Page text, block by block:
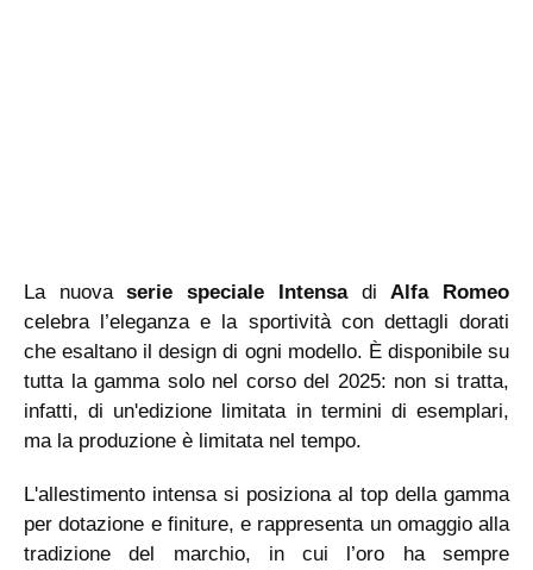
La nuovaserie speciale Intensadi Alfa Romeo
celebra l’eleganza e la sportività con dettagli dorati
che esaltano il design di ogni modello. È disponibile su
tutta la gamma solo nel corso del 2025: non si tratta,
infatti, di un'edizione limitata in termini di esemplari,
ma la produzione è limitata nel tempo.
L'allestimento intensa si posiziona al top della gamma
per dotazione e finiture, e rappresenta un omaggio alla
tradizione del marchio, in cui l’oro ha sempre